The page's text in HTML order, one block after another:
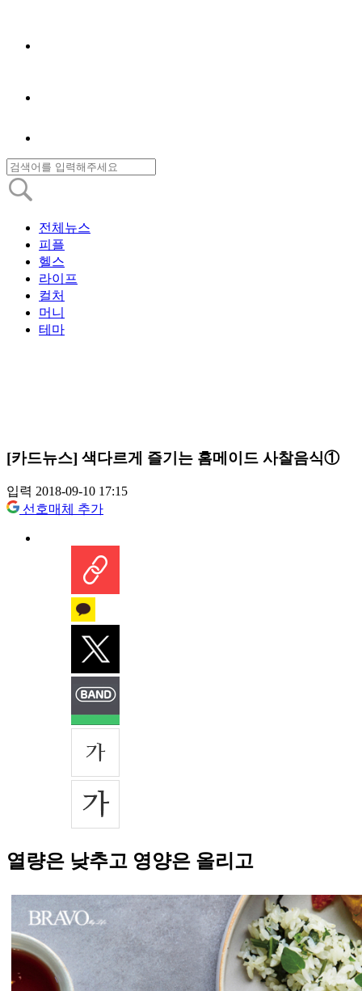
전체뉴스
피플
헬스
라이프
컬처
머니
테마
[카드뉴스] 색다르게 즐기는 홈메이드 사찰음식①
입력 2018-09-10 17:15
선호매체 추가
열량은 낮추고 영양은 올리고